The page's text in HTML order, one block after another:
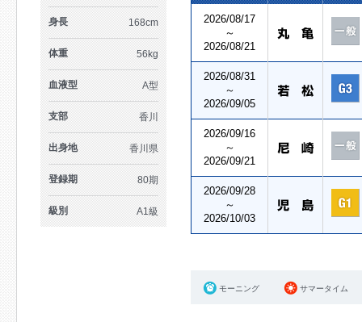
身長 168cm
体重 56kg
血液型 A型
支部 香川
出身地 香川県
登録期 80期
級別 A1級
2026/08/17
～
2026/08/21
2026/08/31
～
2026/09/05
2026/09/16
～
2026/09/21
2026/09/28
～
2026/10/03
モーニング サマータイム